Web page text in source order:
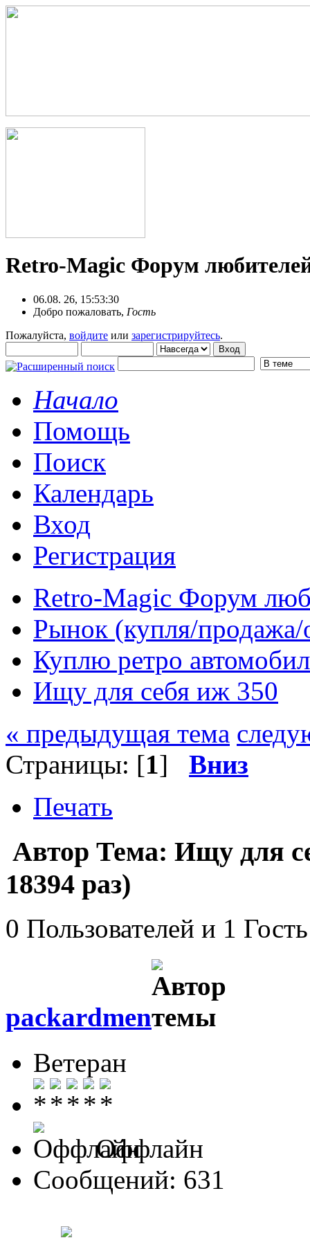
Retro-Magic Форум
06.08. 26, 15:53:30
Добро пожаловать, Гость
Пожалуйста, войдите или зарегистрируйтесь.
Начало
Помощь
Поиск
Календарь
Вход
Регистрация
Retro-Magic Форум
Рынок (купля/продажа/
Куплю ретро
Ищу для себя иж 350
« предыдущая тема
Страницы: [1] Вниз
Печать
Автор Тема: Ищу для
18394 раз)
0 Пользователей и 1
packardmen
Ветеран
Оффлайн
Сообщений: 631